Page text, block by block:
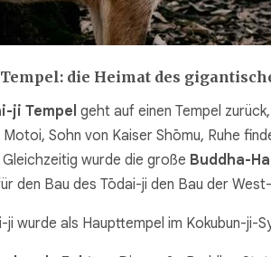
die Heimat des
ji Tempel geht auf einen Tempel
Motoi, Sohn von Kaiser Shōmu, Ruhe
wurde die große Buddha-
den Bau des Tōdai-ji den Bau der
ji wurde als Haupttempel im Kokubun-ji-